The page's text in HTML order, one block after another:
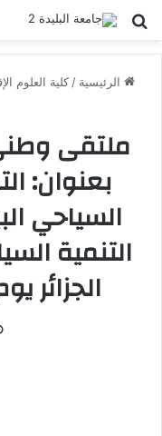
بحث عن
الرئيسية / كلية العلوم
ملتقى
بعنوان:
السياحي
التنمية
الجزائر يوم 20 أكتوبر